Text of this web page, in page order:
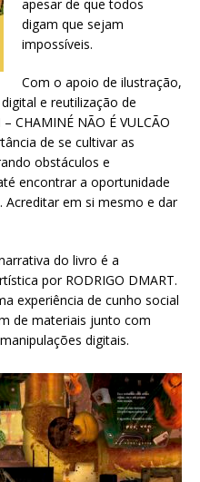
apesar de que todos
digam que sejam
impossíveis.
Com o apoio de ilustração,
e reutilização de
CHAMINÉ NÃO É VULCÃO
de se cultivar as
obstáculos e
encontrar a oportunidade
em si mesmo e dar
do livro é a
por RODRIGO DMART.
experiência de cunho social
de materiais junto com
digitais.